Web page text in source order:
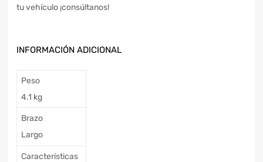
tu vehículo ¡consúltanos!
INFORMACIÓN ADICIONAL
Peso
4.1 kg
Brazo
Largo
Características